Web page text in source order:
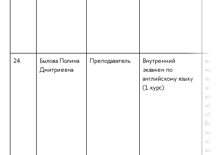
24.
Былова Полина
Дмитриевна
Преподаватель
Внутренний
экзамен по
английскому языку
(1 курс)